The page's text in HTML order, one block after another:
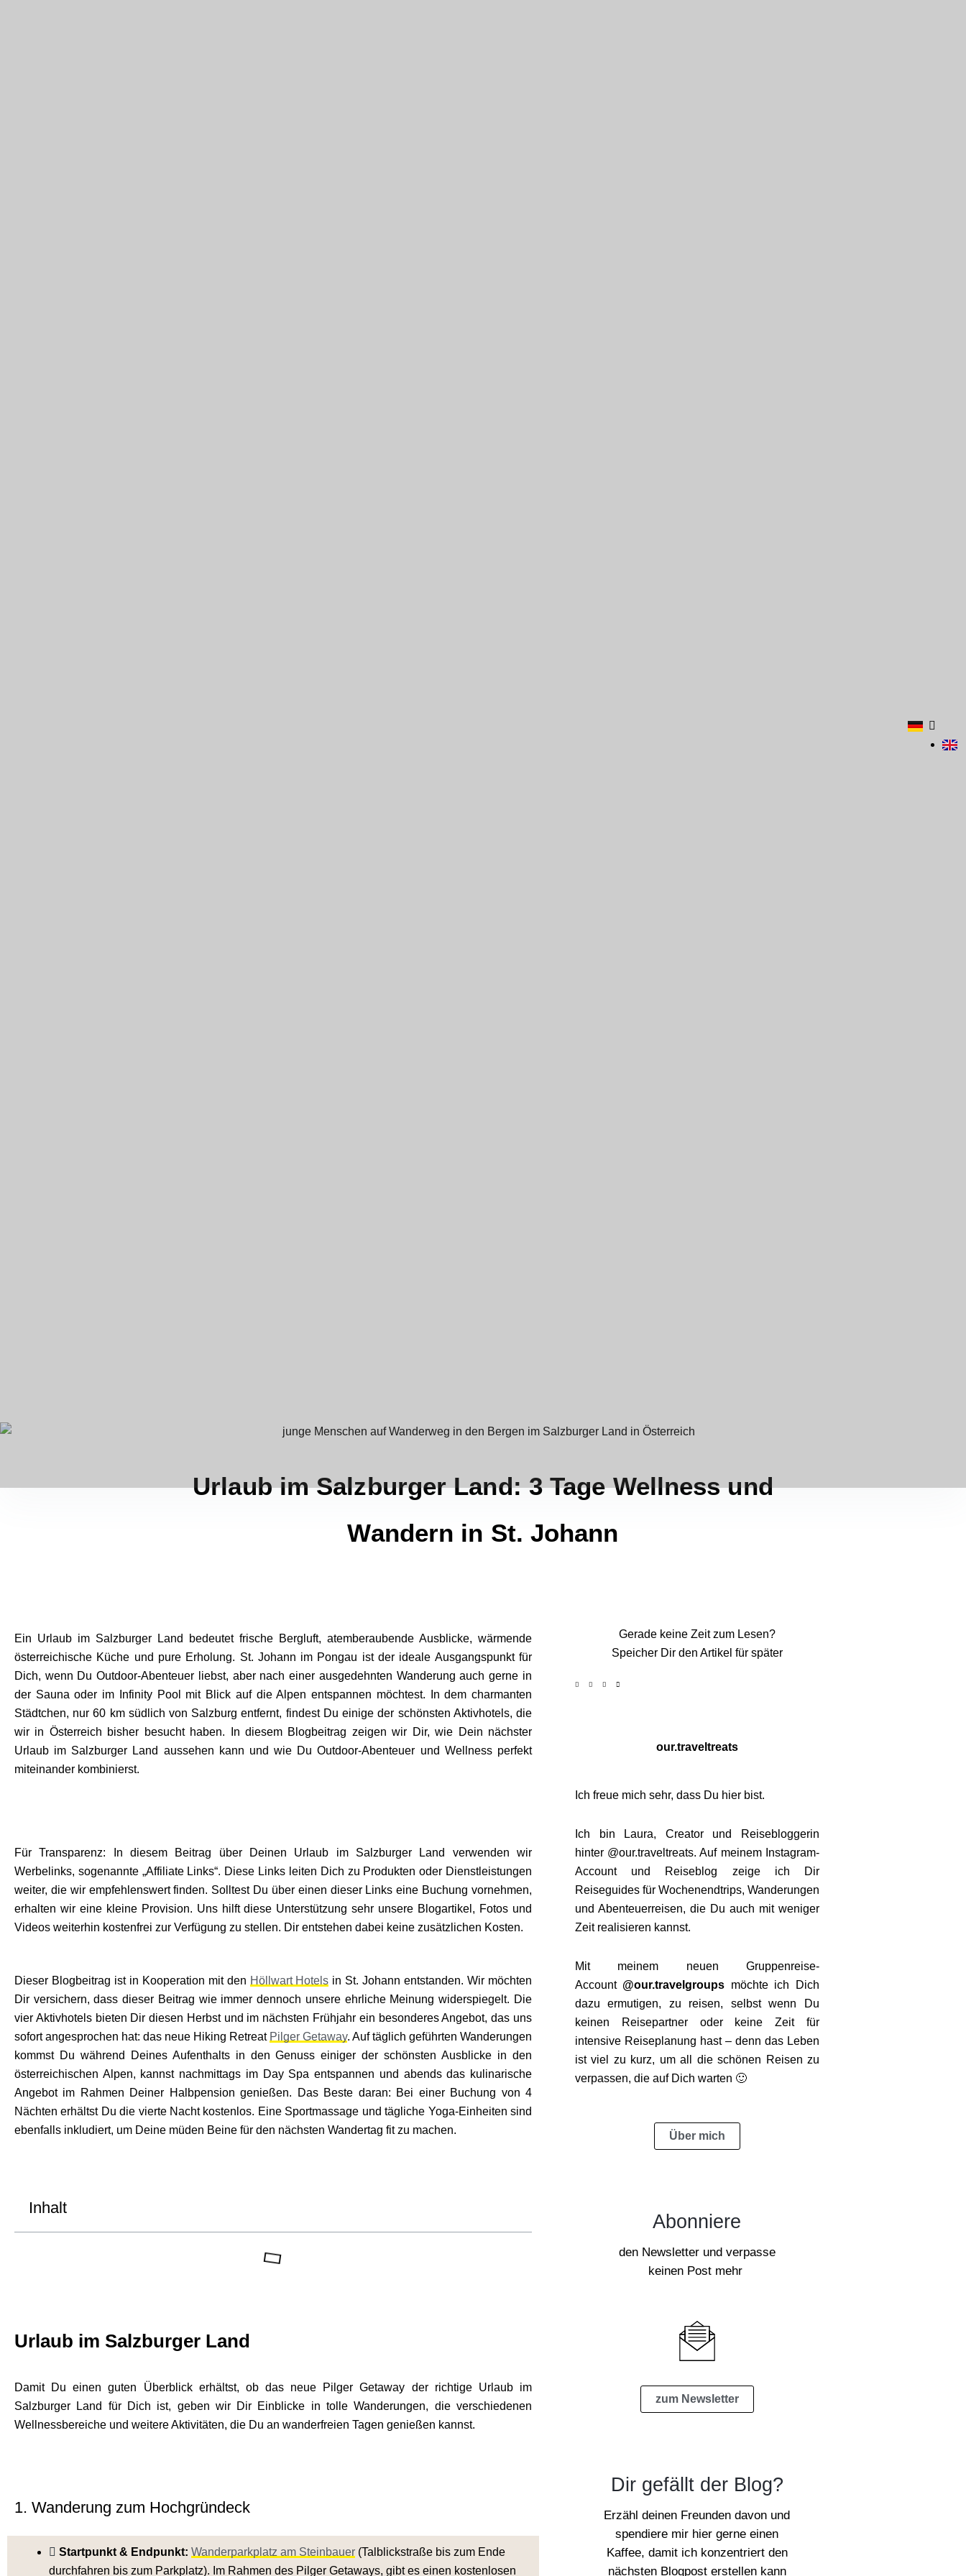
Urlaub im Salzburger Land: 3 Tage Wellness und
Wandern in St. Johann
Ein Urlaub im Salzburger Land bedeutet frische Bergluft, atemberaubende Ausblicke, wärmende
österreichische Küche und pure Erholung. St. Johann im Pongau ist der ideale Ausgangspunkt für
Dich, wenn Du Outdoor-Abenteuer liebst, aber nach einer ausgedehnten Wanderung auch gerne in
der Sauna oder im Infinity Pool mit Blick auf die Alpen entspannen möchtest. In dem charmanten
Städtchen, nur 60 km südlich von Salzburg entfernt, findest Du einige der schönsten Aktivhotels, die
wir in Österreich bisher besucht haben. In diesem Blogbeitrag zeigen wir Dir, wie Dein nächster
Urlaub im Salzburger Land aussehen kann und wie Du Outdoor-Abenteuer und Wellness perfekt
miteinander kombinierst.
Für Transparenz: In diesem Beitrag über Deinen Urlaub im Salzburger Land verwenden wir
Werbelinks, sogenannte „Affiliate Links“. Diese Links leiten Dich zu Produkten oder Dienstleistungen
weiter, die wir empfehlenswert finden. Solltest Du über einen dieser Links eine Buchung vornehmen,
erhalten wir eine kleine Provision. Uns hilft diese Unterstützung sehr unsere Blogartikel, Fotos und
Videos weiterhin kostenfrei zur Verfügung zu stellen. Dir entstehen dabei keine zusätzlichen Kosten.
Dieser Blogbeitrag ist in Kooperation mit den Höllwart Hotels in St. Johann entstanden. Wir möchten
Dir versichern, dass dieser Beitrag wie immer dennoch unsere ehrliche Meinung widerspiegelt. Die
vier Aktivhotels bieten Dir diesen Herbst und im nächsten Frühjahr ein besonderes Angebot, das uns
sofort angesprochen hat: das neue Hiking Retreat Pilger Getaway. Auf täglich geführten Wanderungen
kommst Du während Deines Aufenthalts in den Genuss einiger der schönsten Ausblicke in den
österreichischen Alpen, kannst nachmittags im Day Spa entspannen und abends das kulinarische
Angebot im Rahmen Deiner Halbpension genießen. Das Beste daran: Bei einer Buchung von 4
Nächten erhältst Du die vierte Nacht kostenlos. Eine Sportmassage und tägliche Yoga-Einheiten sind
ebenfalls inkludiert, um Deine müden Beine für den nächsten Wandertag fit zu machen.
Inhalt
Urlaub im Salzburger Land
Damit Du einen guten Überblick erhältst, ob das neue Pilger Getaway der richtige Urlaub im
Salzburger Land für Dich ist, geben wir Dir Einblicke in tolle Wanderungen, die verschiedenen
Wellnessbereiche und weitere Aktivitäten, die Du an wanderfreien Tagen genießen kannst.
1. Wanderung zum Hochgründeck
Startpunkt & Endpunkt: Wanderparkplatz am Steinbauer (Talblickstraße bis zum Ende
durchfahren bis zum Parkplatz). Im Rahmen des Pilger Getaways, gibt es einen kostenlosen
Gerade keine Zeit zum Lesen?
Speicher Dir den Artikel für später
our.traveltreats
Ich freue mich sehr, dass Du hier bist.
Ich bin Laura, Creator und Reisebloggerin
hinter @our.traveltreats. Auf meinem Instagram-
Account und Reiseblog zeige ich Dir
Reiseguides für Wochenendtrips, Wanderungen
und Abenteuerreisen, die Du auch mit weniger
Zeit realisieren kannst.
Mit meinem neuen Gruppenreise-
Account @our.travelgroups möchte ich Dich
dazu ermutigen, zu reisen, selbst wenn Du
keinen Reisepartner oder keine Zeit für
intensive Reiseplanung hast – denn das Leben
ist viel zu kurz, um all die schönen Reisen zu
verpassen, die auf Dich warten 🙂
Über mich
Abonniere
den Newsletter und verpasse
keinen Post mehr
zum Newsletter
Dir gefällt der Blog?
Erzähl deinen Freunden davon und
spendiere mir hier gerne einen
Kaffee, damit ich konzentriert den
nächsten Blogpost erstellen kann